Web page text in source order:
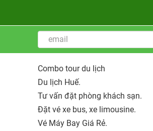
Combo tour du lịch
Du lịch Huế.
Tư vấn đặt phòng khách sạn.
Đặt vé xe bus, xe limousine.
Vé Máy Bay Giá Rẻ.